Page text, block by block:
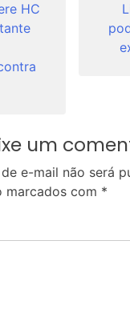
HC
um
e-mail não será
marcados com *